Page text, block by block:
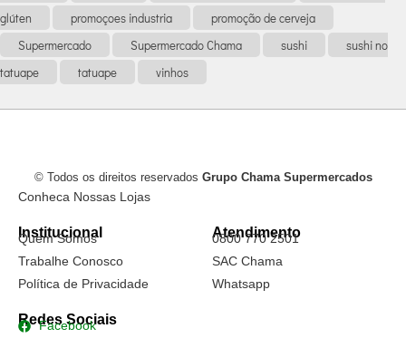
glúten
promoçoes industria
promoção de cerveja
Supermercado
Supermercado Chama sushi
sushi no
tatuape
tatuape vinhos
© Todos os direitos reservados Grupo Chama Supermercados
Conheca Nossas Lojas
Institucional
Quem Somos
Trabalhe Conosco
Política de Privacidade
Atendimento
0800 770 2501
SAC Chama
Whatsapp
Redes Sociais
Facebook